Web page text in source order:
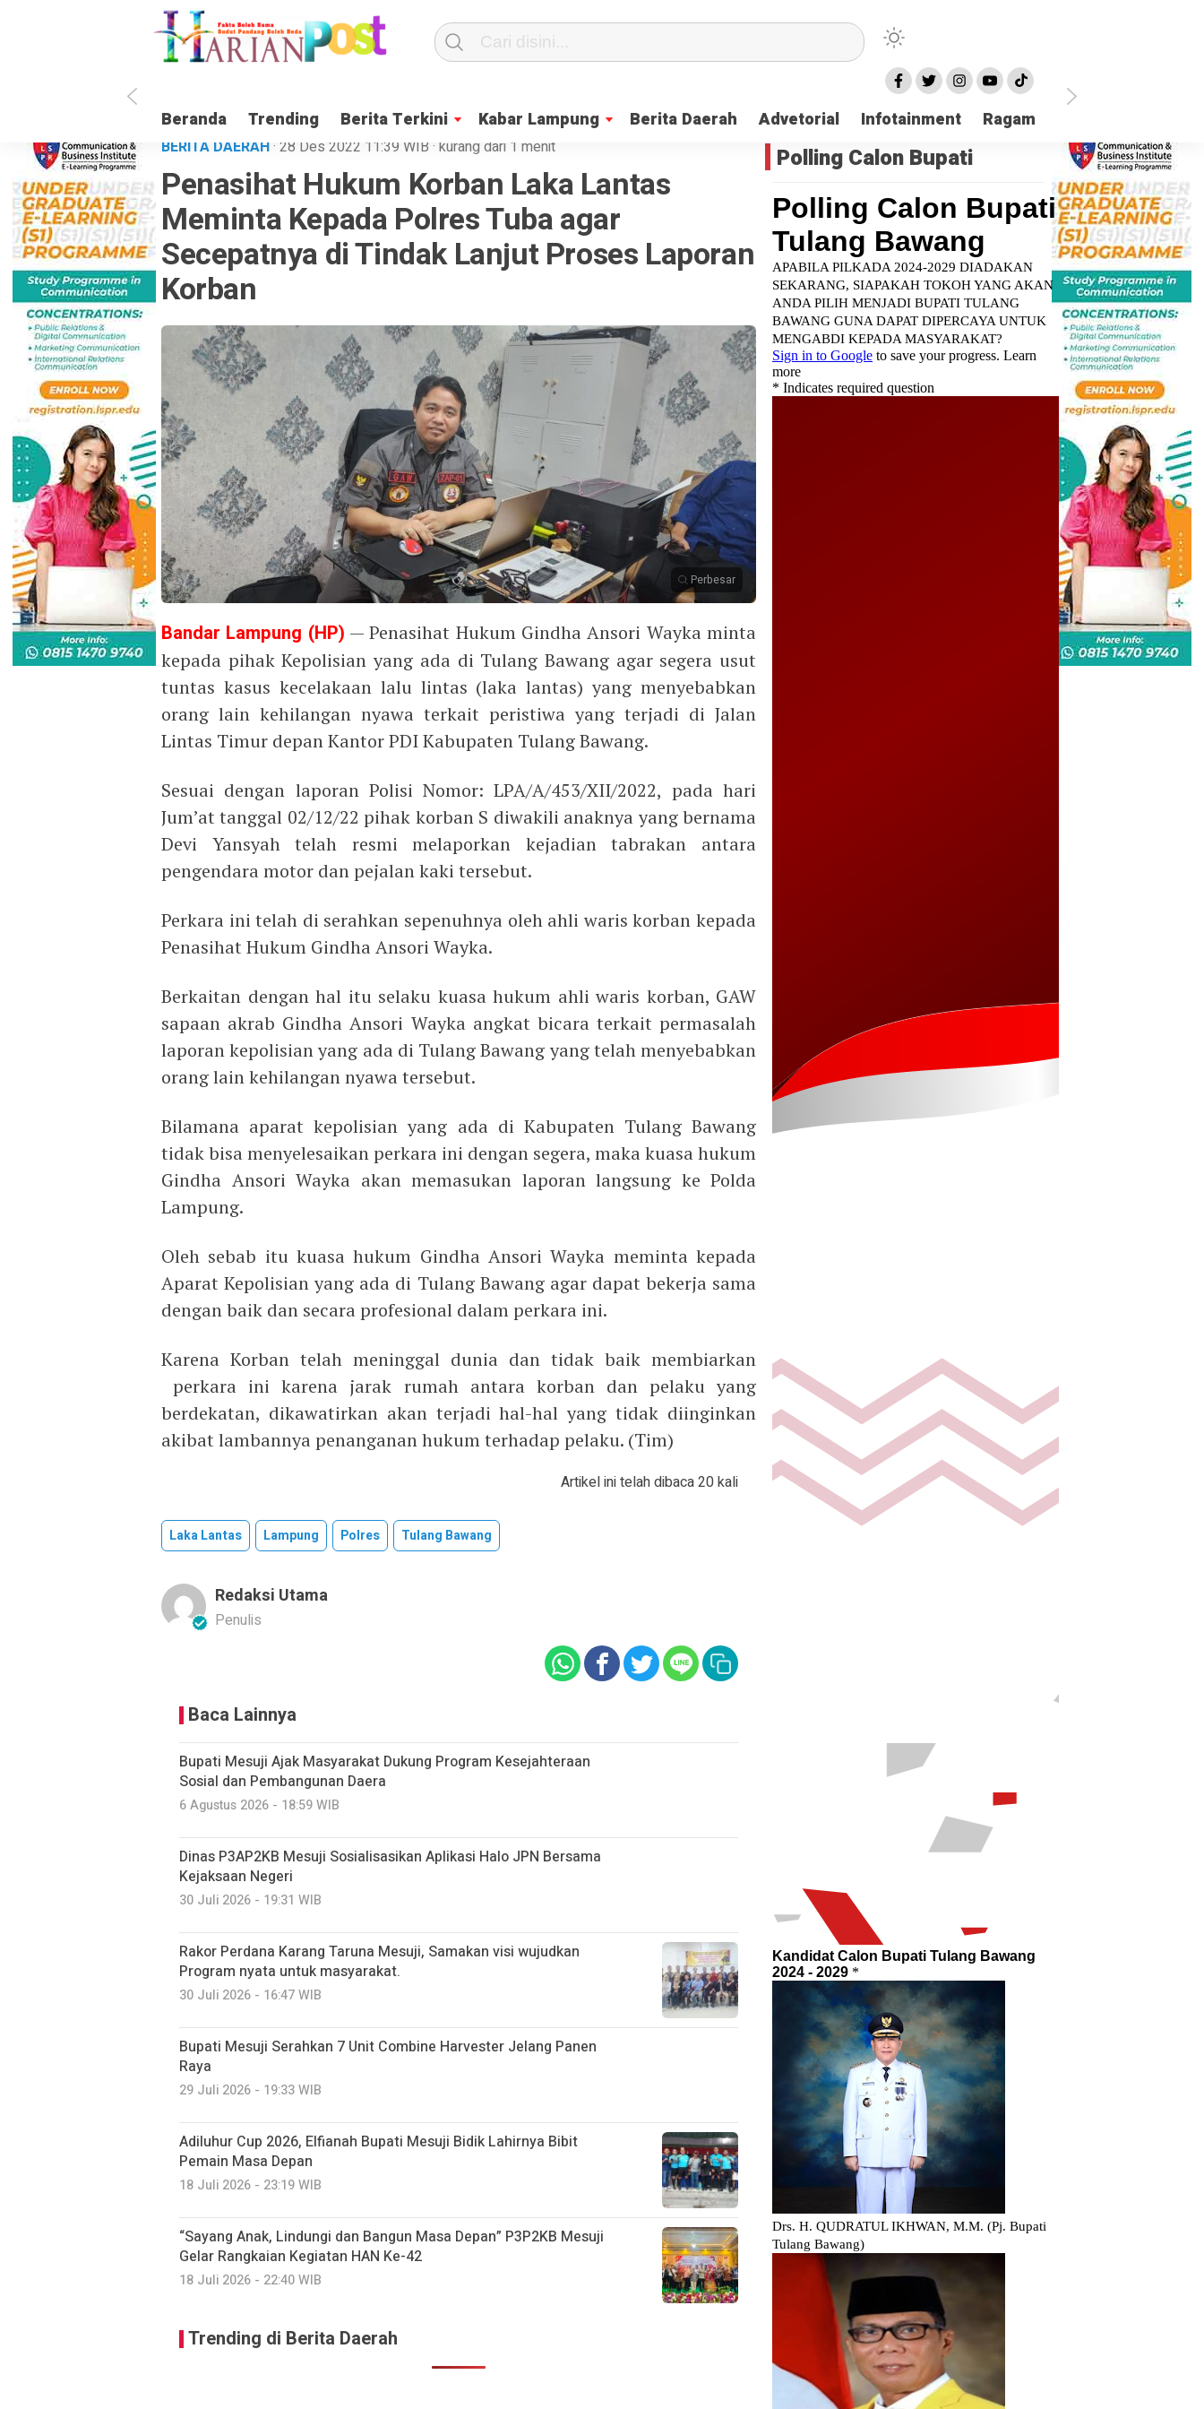
Beranda Trending Berita Terkini Kabar Lampung Berita Daerah Advetorial Infotainment Ragam
BERITA DAERAH· 28 Des 2022 11:39 WIB · kurang dari 1 menit
Penasihat Hukum Korban Laka Lantas
Meminta Kepada Polres Tuba agar
Secepatnya di Tindak Lanjut Proses Laporan
Korban
Perbesar
Bandar Lampung (HP) — Penasihat Hukum Gindha Ansori Wayka minta
kepada pihak Kepolisian yang ada di Tulang Bawang agar segera usut
tuntas kasus kecelakaan lalu lintas (laka lantas) yang menyebabkan
orang lain kehilangan nyawa terkait peristiwa yang terjadi di Jalan
Lintas Timur depan Kantor PDI Kabupaten Tulang Bawang.
Sesuai dengan laporan Polisi Nomor: LPA/A/453/XII/2022, pada hari
Jum’at tanggal 02/12/22 pihak korban S diwakili anaknya yang bernama
Devi Yansyah telah resmi melaporkan kejadian tabrakan antara
pengendara motor dan pejalan kaki tersebut.
Perkara ini telah di serahkan sepenuhnya oleh ahli waris korban kepada
Penasihat Hukum Gindha Ansori Wayka.
Berkaitan dengan hal itu selaku kuasa hukum ahli waris korban, GAW
sapaan akrab Gindha Ansori Wayka angkat bicara terkait permasalah
laporan kepolisian yang ada di Tulang Bawang yang telah menyebabkan
orang lain kehilangan nyawa tersebut.
Bilamana aparat kepolisian yang ada di Kabupaten Tulang Bawang
tidak bisa menyelesaikan perkara ini dengan segera, maka kuasa hukum
Gindha Ansori Wayka akan memasukan laporan langsung ke Polda
Lampung.
Oleh sebab itu kuasa hukum Gindha Ansori Wayka meminta kepada
Aparat Kepolisian yang ada di Tulang Bawang agar dapat bekerja sama
dengan baik dan secara profesional dalam perkara ini.
Karena Korban telah meninggal dunia dan tidak baik membiarkan
perkara ini karena jarak rumah antara korban dan pelaku yang
berdekatan, dikawatirkan akan terjadi hal-hal yang tidak diinginkan
akibat lambannya penanganan hukum terhadap pelaku. (Tim)
Artikel ini telah dibaca 20 kali
Laka Lantas Lampung Polres Tulang Bawang
Redaksi Utama
Penulis
Baca Lainnya
Bupati Mesuji Ajak Masyarakat Dukung Program Kesejahteraan
Sosial dan Pembangunan Daera
6 Agustus 2026 - 18:59 WIB
Dinas P3AP2KB Mesuji Sosialisasikan Aplikasi Halo JPN Bersama
Kejaksaan Negeri
30 Juli 2026 - 19:31 WIB
Rakor Perdana Karang Taruna Mesuji, Samakan visi wujudkan
Program nyata untuk masyarakat.
30 Juli 2026 - 16:47 WIB
Bupati Mesuji Serahkan 7 Unit Combine Harvester Jelang Panen
Raya
29 Juli 2026 - 19:33 WIB
Adiluhur Cup 2026, Elfianah Bupati Mesuji Bidik Lahirnya Bibit
Pemain Masa Depan
18 Juli 2026 - 23:19 WIB
“Sayang Anak, Lindungi dan Bangun Masa Depan” P3P2KB Mesuji
Gelar Rangkaian Kegiatan HAN Ke-42
18 Juli 2026 - 22:40 WIB
Trending di Berita Daerah
Polling Calon Bupati